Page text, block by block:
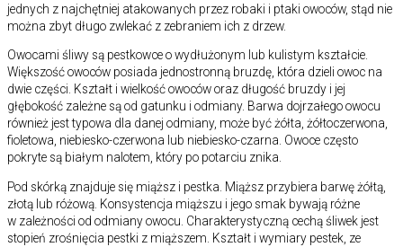
jednych z najchętniej atakowanych przez robaki i ptaki owoców, stąd nie
można zbyt długo zwlekać z zebraniem ich z drzew.
Owocami śliwy są pestkowce o wydłużonym lub kulistym kształcie.
Większość owoców posiada jednostronną bruzdę, która dzieli owoc na
dwie części. Kształt i wielkość owoców oraz długość bruzdy i jej
głębokość zależne są od gatunku i odmiany. Barwa dojrzałego owocu
również jest typowa dla danej odmiany, może być żółta, żółtoczerwona,
fioletowa, niebiesko-czerwona lub niebiesko-czarna. Owoce często
pokryte są białym nalotem, który po potarciu znika.
Pod skórką znajduje się miąższ i pestka. Miąższ przybiera barwę żółtą,
złotą lub różową. Konsystencja miąższu i jego smak bywają różne
w zależności od odmiany owocu. Charakterystyczną cechą śliwek jest
stopień zrośnięcia pestki z miąższem. Kształt i wymiary pestek, ze